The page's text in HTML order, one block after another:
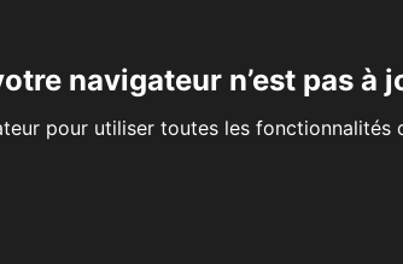
navigateur n’est pas à
pour utiliser toutes les fonctionnalités